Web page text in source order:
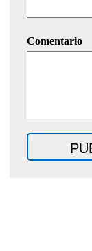
Comentario